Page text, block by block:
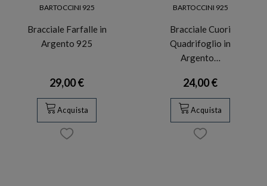
BARTOCCINI 925
Bracciale Farfalle in
Argento 925
29,00 €
Acquista
BARTOCCINI 925
Bracciale Cuori
Quadrifoglio in
Argento…
24,00 €
Acquista